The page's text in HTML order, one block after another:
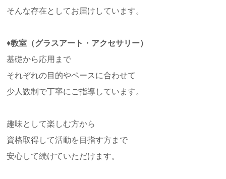
そんな存在としてお届けしています。
♦教室（グラスアート・アクセサリー）
基礎から応用まで
それぞれの目的やペースに合わせて
少人数制で丁寧にご指導しています。
趣味として楽しむ方から
資格取得して活動を目指す方まで
安心して続けていただけます。